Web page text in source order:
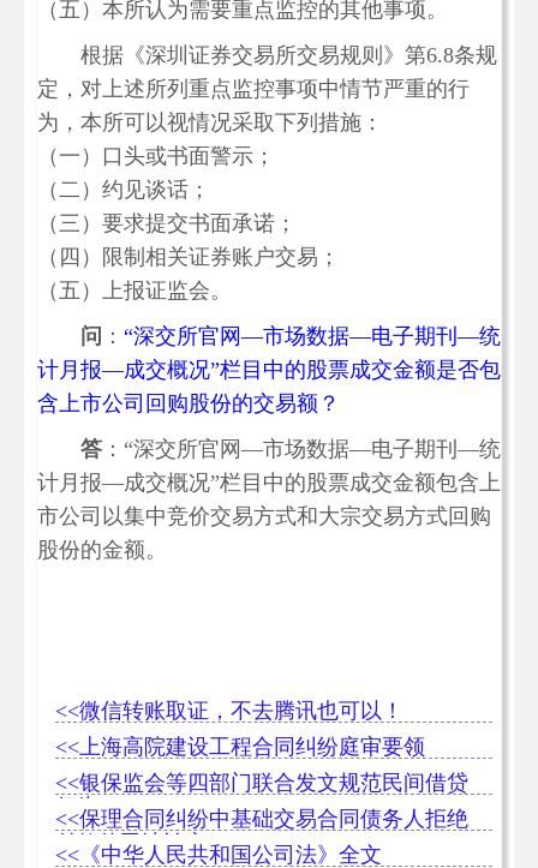
（五）本所认为需要重点监控的其他事项。
根据《深圳证券交易所交易规则》第6.8条规
定，对上述所列重点监控事项中情节严重的行
为，本所可以视情况采取下列措施：
（一）口头或书面警示；
（二）约见谈话；
（三）要求提交书面承诺；
（四）限制相关证券账户交易；
（五）上报证监会。
问 ： “深交所官网—市场数据—电子期刊—统
计月报—成交概况”栏目中的股票成交金额是否包
含上市公司回购股份的交易额？
答 ：“深交所官网—市场数据—电子期刊—统
计月报—成交概况”栏目中的股票成交金额包含上
市公司以集中竞价交易方式和大宗交易方式回购
股份的金额。
<<微信转账取证，不去腾讯也可以！
<<上海高院建设工程合同纠纷庭审要领
<<银保监会等四部门联合发文规范民间借贷
行为
<<保理合同纠纷中基础交易合同债务人拒绝
付款的司法认定
<<《中华人民共和国公司法》全文